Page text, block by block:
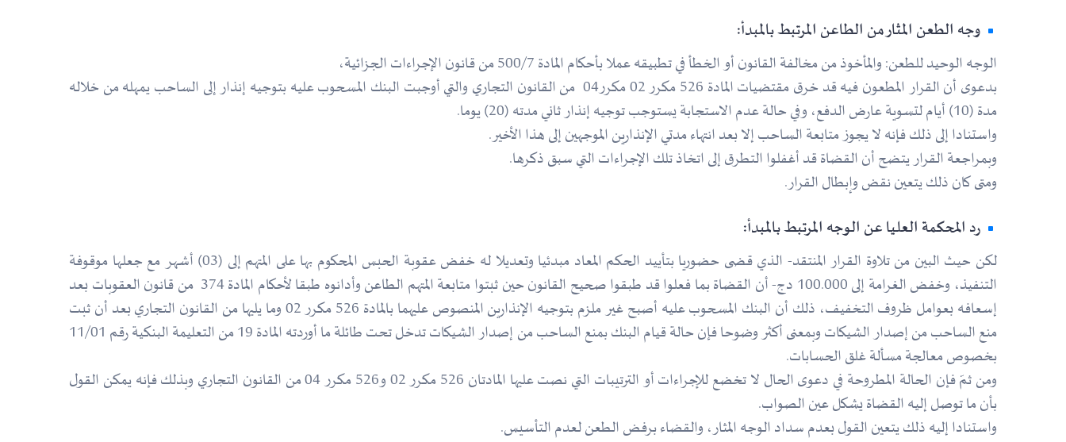
وجه الطعن المثار من الطاعن المرتبط بالمبدأ:
الوجه الوحيد للطعن: والمأخوذ من مخالفة القانون أو الخطأ في تطبيقه عملا بأحكام المادة 500/7 من قانون الإجراءات الجزائية،
بدعوى أن القرار المطعون فيه قد خرق مقتضيات المادة 526 مكرر 02 مكرر04 من القانون التجاري والتي أوجبت البنك المسحوب عليه بتوجيه إنذار إلى الساحب يمهله من خلاله
مدة (10) أيام لتسوية عارض الدفع، وفي حالة عدم الاستجابة يستوجب توجيه إنذار ثاني مدته (20) يوما.
واستنادا إلى ذلك فإنه لا يجوز متابعة الساحب إلا بعد انتهاء مدتي الإنذارين الموجهين إلى هذا الأخير.
وبمراجعة القرار يتضح أن القضاة قد أغفلوا التطرق إلى اتخاذ تلك الإجراءات التي سبق ذكرها.
ومتى كان ذلك يتعين نقض وإبطال القرار.
رد المحكمة العليا عن الوجه المرتبط بالمبدأ:
لكن حيث البين من تلاوة القرار المنتقد- الذي قضى حضوريا بتأييد الحكم المعاد مبدئيا وتعديلا له خفض عقوبة الحبس المحكوم بها على المتهم إلى (03) أشهر مع جعلها موقوفة
التنفيذ، وخفض الغرامة إلى 100.000 دج- أن القضاة بما فعلوا قد طبقوا صحيح القانون حين ثبتوا متابعة المتهم الطاعن وأدانوه طبقا لأحكام المادة 374 من قانون العقوبات بعد
إسعافه بعوامل ظروف التخفيف، ذلك أن البنك المسحوب عليه أصبح غير ملزم بتوجيه الإنذارين المنصوص عليهما بالمادة 526 مكرر 02 وما يليها من القانون التجاري بعد أن ثبت
منع الساحب من إصدار الشيكات وبمعنى أكثر وضوحا فإن حالة قيام البنك بمنع الساحب من إصدار الشيكات تدخل تحت طائلة ما أوردته المادة 19 من التعليمة البنكية رقم 11/01
بخصوص معالجة مسألة غلق الحسابات.
ومن ثمّ فإن الحالة المطروحة في دعوى الحال لا تخضع للإجراءات أو الترتيبات التي نصت عليها المادتان 526 مكرر 02 و526 مكرر 04 من القانون التجاري وبذلك فإنه يمكن القول
بأن ما توصل إليه القضاة يشكل عين الصواب.
واستنادا إليه ذلك يتعين القول بعدم سداد الوجه المثار، والقضاء برفض الطعن لعدم التأسيس.